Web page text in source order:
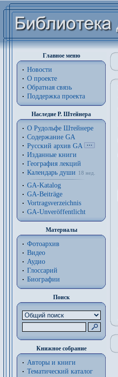
Главное меню
Новости
О проекте
Обратная связь
Поддержка проекта
Наследие Р. Штейнера
О Рудольфе Штейнере
Содержание GA
Русский архив GA
Изданные книги
География лекций
Календарь души
18 нед.
GA-Katalog
GA-Beiträge
Vortragsverzeichnis
GA-Unveröffentlicht
Материалы
Фотоархив
Видео
Аудио
Глоссарий
Биографии
Поиск
Книжное собрание
Авторы и книги
Тематический каталог